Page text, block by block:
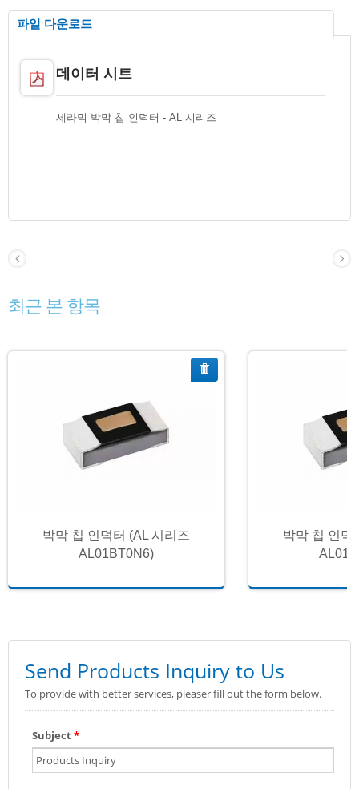
파일 다운로드
데이터 시트
세라믹 박막 칩 인덕터 - AL 시리즈
최근 본 항목
박막 칩 인덕터 (AL 시리즈
AL01BT0N6)
박막 칩 인덕